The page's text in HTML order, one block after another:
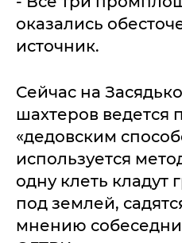
оказались
источник.
Сейчас на
шахтеров ведется
«дедовским
используется
одну клеть кладут
под землей,
мнению